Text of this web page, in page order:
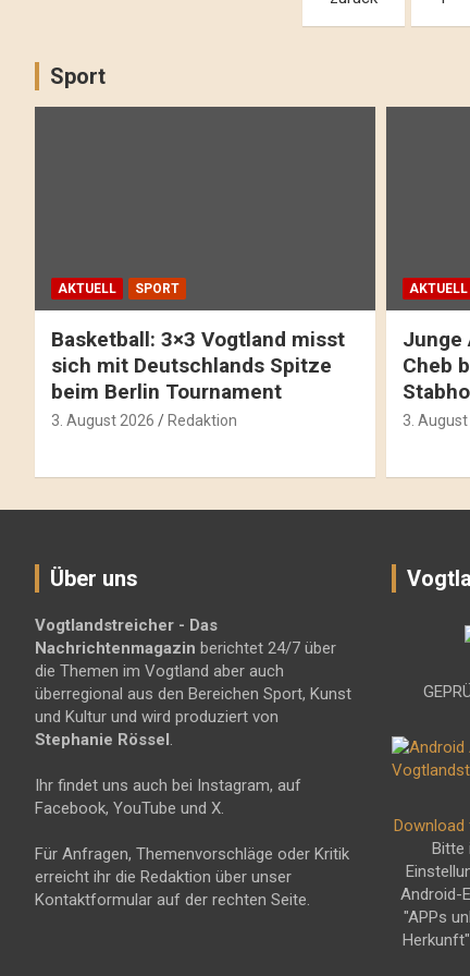
Sport
AKTUELL SPORT
Basketball: 3×3 Vogtland misst
sich mit Deutschlands Spitze
beim Berlin Tournament
3. August 2026 Redaktion
AKTUELL
Junge
Cheb
3.
Über uns
Vogtlandstreicher - Das
Nachrichtenmagazin berichtet 24/7 über
die Themen im Vogtland aber auch
überregional aus den Bereichen Sport, Kunst
und Kultur und wird produziert von
Stephanie Rössel .
Ihr findet uns auch bei Instagram, auf
Facebook, YouTube und X.
Für Anfragen, Themenvorschläge oder Kritik
erreicht ihr die Redaktion über unser
Kontaktformular auf der rechten Seite.
Bitte
Android-
"APPs